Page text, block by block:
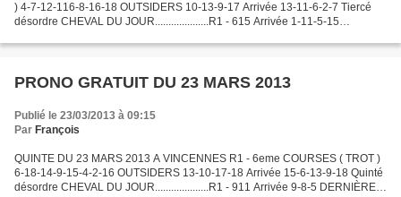
) 4-7-12-116-8-16-18 OUTSIDERS 10-13-9-17 Arrivée 13-11-6-2-7 Tiercé
désordre CHEVAL DU JOUR....................R1 - 615 Arrivée 1-11-5-15
PRONO GRATUIT DU 23 MARS 2013
Publié le 23/03/2013 à 09:15
Par François
QUINTE DU 23 MARS 2013 A VINCENNES R1 - 6eme COURSES ( TROT )
6-18-14-9-15-4-2-16 OUTSIDERS 13-10-17-18 Arrivée 15-6-13-9-18 Quinté
désordre CHEVAL DU JOUR....................R1 - 911 Arrivée 9-8-5 DERNIÈRE